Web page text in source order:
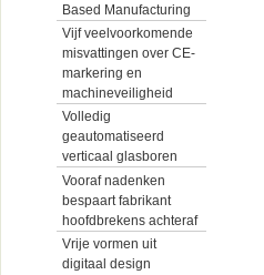
Based Manufacturing
Vijf veelvoorkomende
misvattingen over CE-
markering en
machineveiligheid
Volledig
geautomatiseerd
verticaal glasboren
Vooraf nadenken
bespaart fabrikant
hoofdbrekens achteraf
Vrije vormen uit
digitaal design